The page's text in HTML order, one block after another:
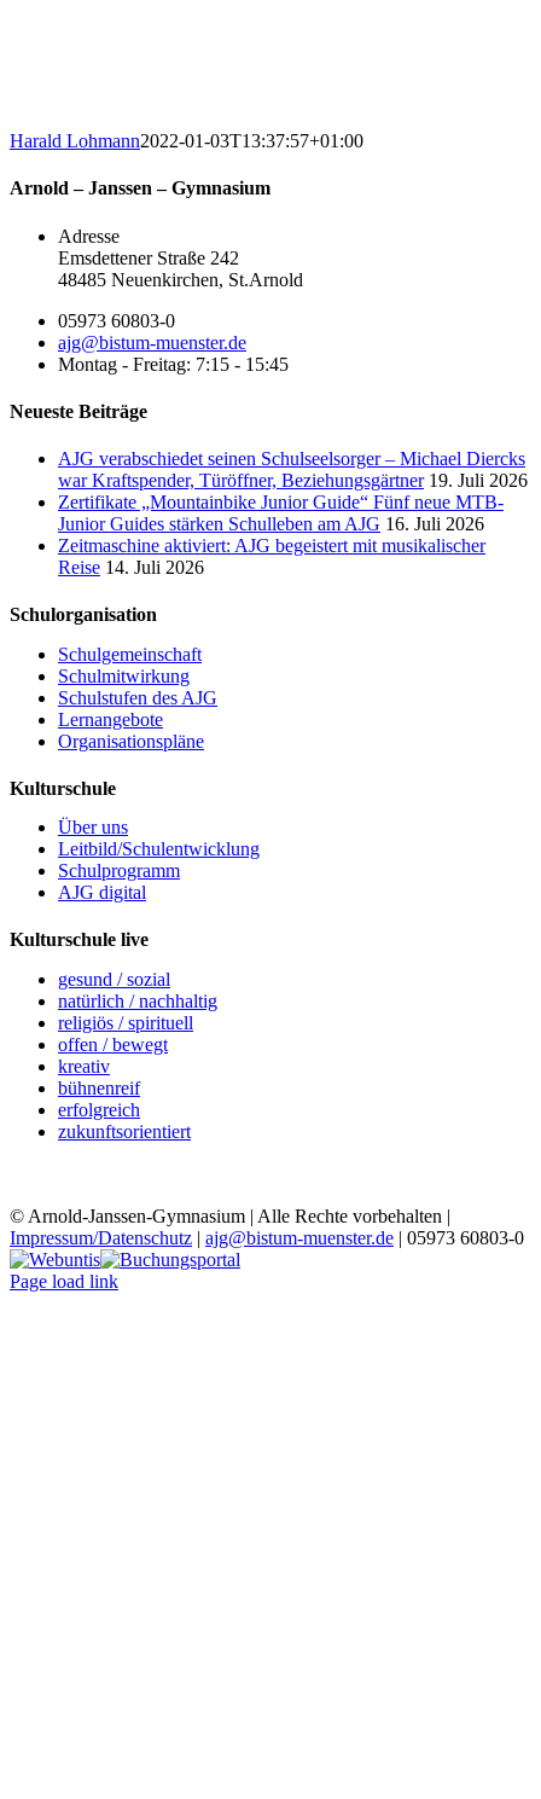
Harald Lohmann2022-01-03T13:37:57+01:00
Arnold – Janssen – Gymnasium
Adresse
Emsdettener Straße 242
48485 Neuenkirchen, St.Arnold
05973 60803-0
ajg@bistum-muenster.de
Montag - Freitag: 7:15 - 15:45
Neueste Beiträge
AJG verabschiedet seinen Schulseelsorger – Michael Diercks
war Kraftspender, Türöffner, Beziehungsgärtner 19. Juli 2026
Zertifikate „Mountainbike Junior Guide“ Fünf neue MTB-
Junior Guides stärken Schulleben am AJG 16. Juli 2026
Zeitmaschine aktiviert: AJG begeistert mit musikalischer
Reise 14. Juli 2026
Schulorganisation
Schulgemeinschaft
Schulmitwirkung
Schulstufen des AJG
Lernangebote
Organisationspläne
Kulturschule
Über uns
Leitbild/Schulentwicklung
Schulprogramm
AJG digital
Kulturschule live
gesund / sozial
natürlich / nachhaltig
religiös / spirituell
offen / bewegt
kreativ
bühnenreif
erfolgreich
zukunftsorientiert
© Arnold-Janssen-Gymnasium | Alle Rechte vorbehalten |
Impressum/Datenschutz | ajg@bistum-muenster.de | 05973 60803-0
YouTube
Facebook
Instagram
Benutzerdefiniert
Webuntis Buchungsportal
Page load link